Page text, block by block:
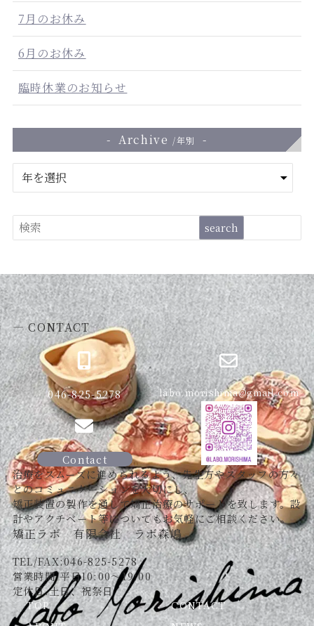
7月のお休み
6月のお休み
臨時休業のお知らせ
Archive /年別
ア
イ
ブ
検
索
search
― CONTACT
046-825-5278 labo.morishima@gmail.com
Contact
治療をスムーズに進められるよう、先生方やスタッフの方々
とのコミュニケーションを大切にし、
矯正装置の製作を通して矯正治療のサポートを致します。設
計やアクチベート等についてもお気軽にご相談ください。
矯正ラボ 有限会社 ラボ森嶋
TEL/FAX:046-825-5278
営業時間.平日10:00～19:00
定休日.土日、祝祭日
TOP
CONTACT